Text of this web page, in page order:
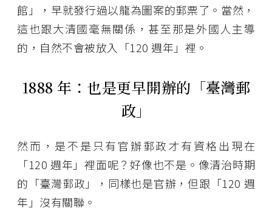
館」，早就發行過以龍為圖案的郵票了。當然，
這也跟大清國毫無關係，甚至那是外國人主導
的，自然不會被放入「120 週年」裡。
1888 年：也是更早開辦的「臺灣郵
政」
然而，是不是只有官辦郵政才有資格出現在
「120 週年」裡面呢？好像也不是。像清治時期
的「臺灣郵政」，同樣也是官辦，但跟「120 週
年」沒有關聯。